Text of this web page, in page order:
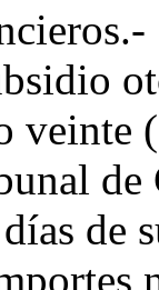
veinte
de